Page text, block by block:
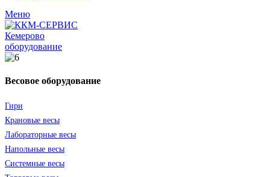
Меню
оборудование
Весовое оборудование
Гири
Крановые весы
Лабораторные весы
Напольные весы
Системные весы